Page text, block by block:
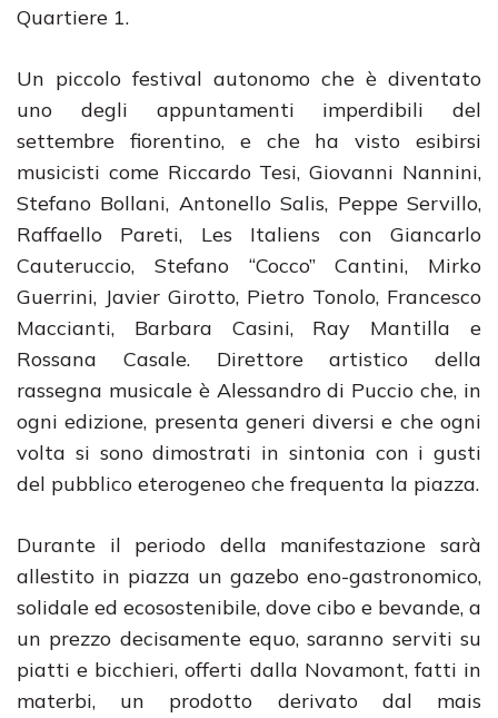
Quartiere 1.
Un piccolo festival autonomo che è diventato
uno degli appuntamenti imperdibili del
settembre fiorentino, e che ha visto esibirsi
musicisti come Riccardo Tesi, Giovanni Nannini,
Stefano Bollani, Antonello Salis, Peppe Servillo,
Raffaello Pareti, Les Italiens con Giancarlo
Cauteruccio, Stefano “Cocco” Cantini, Mirko
Guerrini, Javier Girotto, Pietro Tonolo, Francesco
Maccianti, Barbara Casini, Ray Mantilla e
Rossana Casale. Direttore artistico della
rassegna musicale è Alessandro di Puccio che, in
ogni edizione, presenta generi diversi e che ogni
volta si sono dimostrati in sintonia con i gusti
del pubblico eterogeneo che frequenta la piazza.
Durante il periodo della manifestazione sarà
allestito in piazza un gazebo eno-gastronomico,
solidale ed ecosostenibile, dove cibo e bevande, a
un prezzo decisamente equo, saranno serviti su
piatti e bicchieri, offerti dalla Novamont, fatti in
materbi, un prodotto derivato dal mais